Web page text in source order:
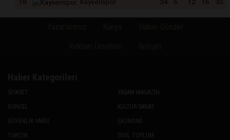
SİYASET
GÜNCEL
GÜVENLİK-YARGI
TURİZM
YAŞAM-MAGAZİN
KÜLTÜR-SANAT
EKONOMİ
SİVİL TOPLUM